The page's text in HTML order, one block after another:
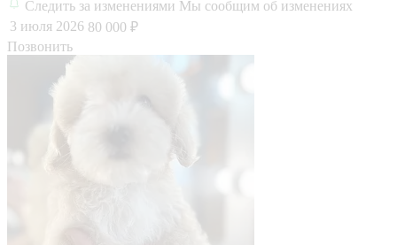
Следить за изменениями Мы сообщим об изменениях
3 июля 2026 80 000 ₽
Позвонить